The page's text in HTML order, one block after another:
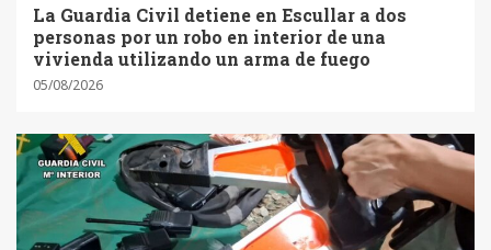
La Guardia Civil detiene en Escullar a dos
personas por un robo en interior de una
vivienda utilizando un arma de fuego
05/08/2026